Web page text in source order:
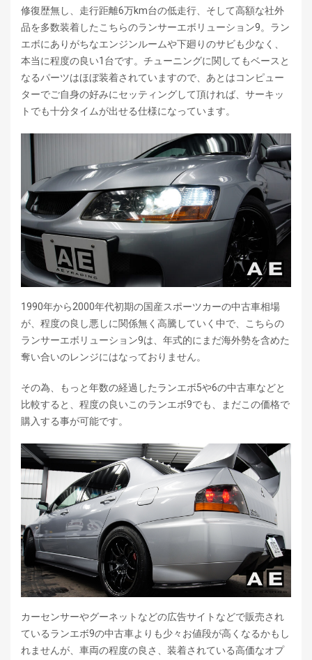
修復歴無し、走行距離6万km台の低走行、そして高額な社外
品を多数装着したこちらのランサーエボリューション9。ラン
エボにありがちなエンジンルームや下廻りのサビも少なく、
本当に程度の良い1台です。チューニングに関してもベースと
なるパーツはほぼ装着されていますので、あとはコンピュー
ターでご自身の好みにセッティングして頂ければ、サーキッ
トでも十分タイムが出せる仕様になっています。
1990年から2000年代初期の国産スポーツカーの中古車相場
が、程度の良し悪しに関係無く高騰していく中で、こちらの
ランサーエボリューション9は、年式的にまだ海外勢を含めた
奪い合いのレンジにはなっておりません。
その為、もっと年数の経過したランエボ5や6の中古車などと
比較すると、程度の良いこのランエボ9でも、まだこの価格で
購入する事が可能です。
カーセンサーやグーネットなどの広告サイトなどで販売され
ているランエボ9の中古車よりも少々お値段が高くなるかもし
れませんが、車両の程度の良さ、装着されている高価なオプ